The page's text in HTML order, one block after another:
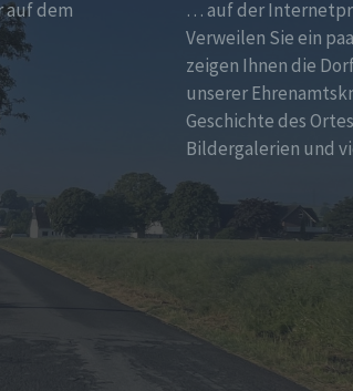
auf dem
… auf der
Verweilen Sie ein
zeigen Ihnen die
unserer
Geschichte des
Bildergalerien und